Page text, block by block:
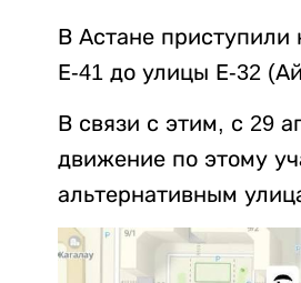
В Астане приступили
Е-41 до улицы Е-32
В связи с этим, с 29
движение по этому
альтернативным